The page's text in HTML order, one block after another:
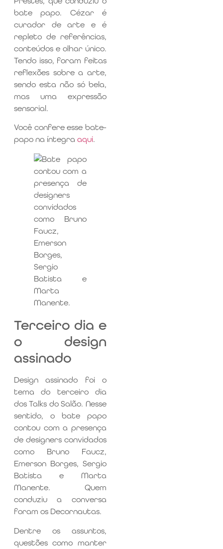
bate papo. Cézar é
curador de arte e é
repleto de referências,
conteúdos e olhar único.
Tendo isso, foram feitas
reflexões sobre a arte,
sendo esta não só bela,
mas uma expressão
sensorial.
Você confere esse bate-
papo na íntegra aqui.
Terceiro dia e
o design
assinado
Design assinado foi o
tema do terceiro dia
dos Talks do Salão. Nesse
sentido, o bate papo
contou com a presença
de designers convidados
como Bruno Faucz,
Emerson Borges, Sergio
Batista e Marta
Manente. Quem
conduziu a conversa
foram os Decornautas.
Dentre os assuntos,
questões como manter